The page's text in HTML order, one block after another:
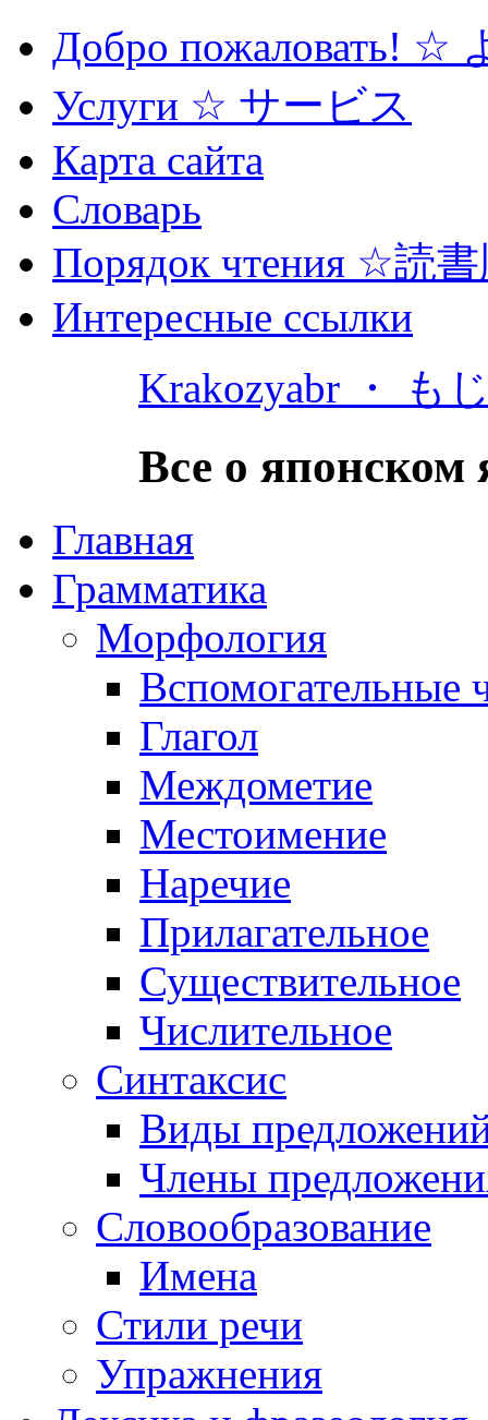
Добро пожаловать! ☆
Услуги ☆ サービス
Карта сайта
Словарь
Порядок чтения ☆読
Интересные ссылки
Krakozyabr ・ も
Все о японском
Главная
Грамматика
Морфология
Вспомогательные
Глагол
Междометие
Местоимение
Наречие
Прилагательное
Существительное
Числительное
Синтаксис
Виды
Члены
Словообразование
Имена
Стили речи
Упражнения